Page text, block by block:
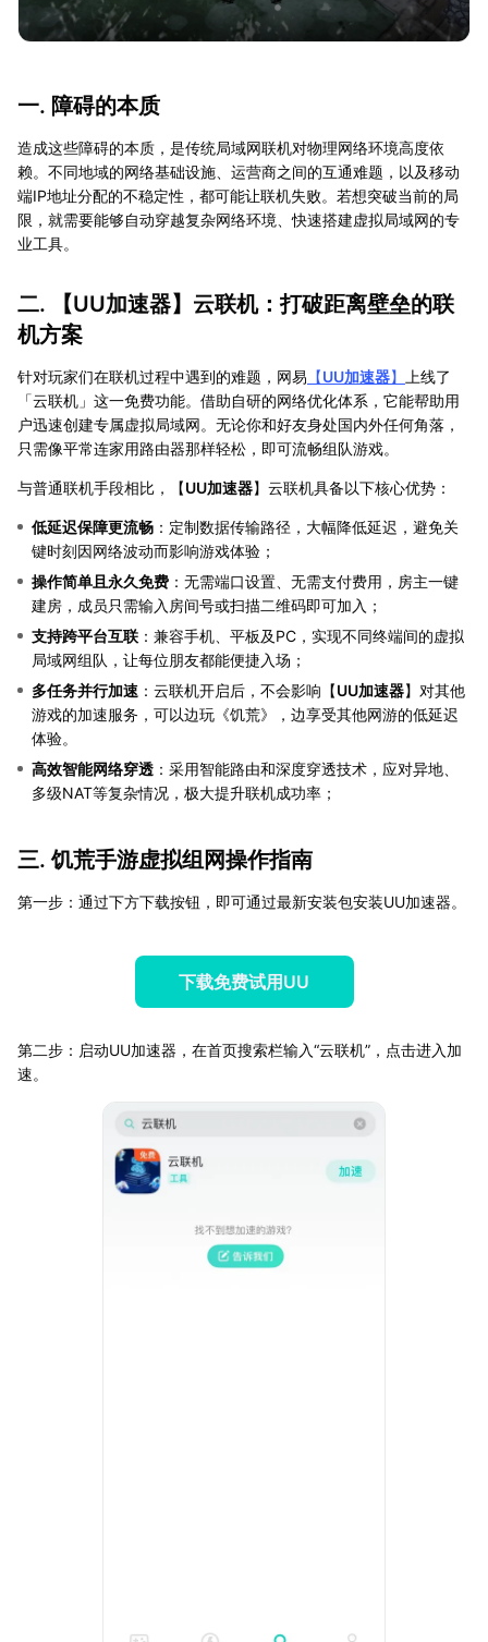
一. 障碍的本质
造成这些障碍的本质，是传统局域网联机对物理网络环境高度依
赖。不同地域的网络基础设施、运营商之间的互通难题，以及移动
端IP地址分配的不稳定性，都可能让联机失败。若想突破当前的局
限，就需要能够自动穿越复杂网络环境、快速搭建虚拟局域网的专
业工具。
二. 【UU加速器】云联机：打破距离壁垒的联
机方案
针对玩家们在联机过程中遇到的难题，网易 【UU加速器】
上线了
「云联机」这一免费功能。借助自研的网络优化体系，它能帮助用
户迅速创建专属虚拟局域网。无论你和好友身处国内外任何角落，
只需像平常连家用路由器那样轻松，即可流畅组队游戏。
与普通联机手段相比，【UU加速器】云联机具备以下核心优势：
低延迟保障更流畅 ：定制数据传输路径，大幅降低延迟，避免关
键时刻因网络波动而影响游戏体验；
操作简单且永久免费 ：无需端口设置、无需支付费用，房主一键
建房，成员只需输入房间号或扫描二维码即可加入；
支持跨平台互联 ：兼容手机、平板及PC，实现不同终端间的虚拟
局域网组队，让每位朋友都能便捷入场；
多任务并行加速 ：云联机开启后，不会影响【UU加速器】对其他
游戏的加速服务，可以边玩《饥荒》，边享受其他网游的低延迟
体验。
高效智能网络穿透 ：采用智能路由和深度穿透技术，应对异地、
多级NAT等复杂情况，极大提升联机成功率；
三. 饥荒手游虚拟组网操作指南
第一步：通过下方下载按钮，即可通过最新安装包安装UU加速器。
下载免费试用UU
第二步：启动UU加速器，在首页搜索栏输入“云联机”，点击进入加
速。